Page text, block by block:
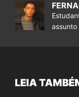
assunto
LEIA